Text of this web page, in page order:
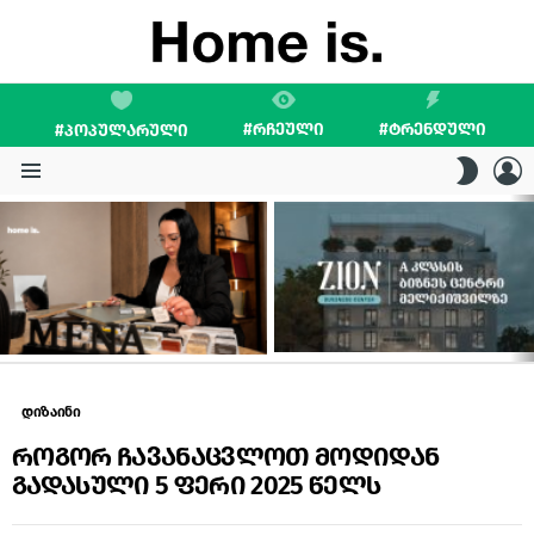
#ᲞᲝᲞᲣᲚᲐᲠᲣᲚᲘ #ᲠᲩᲔᲣᲚᲘ #ᲢᲠᲔᲜᲓᲣᲚᲘ
SKIN
STORIES
დიზაინი
როგორ ჩავანაცვლოთ მოდიდან
გადასული 5 ფერი 2025 წელს